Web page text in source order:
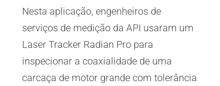
Nesta aplicação, engenheiros de
serviços de medição da API usaram um
Laser Tracker Radian Pro para
inspecionar a coaxialidade de uma
carcaça de motor grande com tolerância